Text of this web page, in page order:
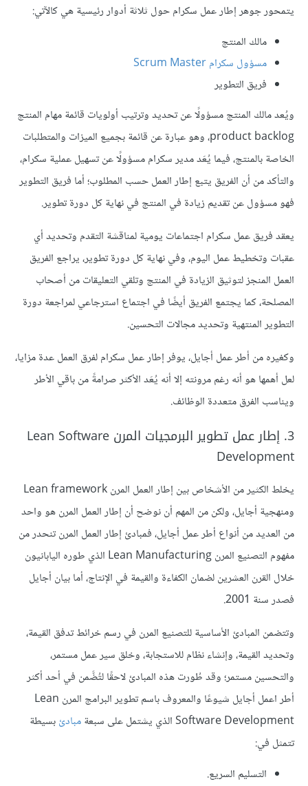
يتمحور جوهر إطار عمل سكرام حول ثلاثة أدوار رئيسية هي كالآتي:
مالك المنتج
مسؤول سكرام Scrum Master
فريق التطوير
ويُعد مالك المنتج مسؤولًا عن تحديد وترتيب أولويات قائمة مهام المنتج
product backlog، وهو عبارة عن قائمة بجميع الميزات والمتطلبات
الخاصة بالمنتج، فيما يُعَد مدير سكرام مسؤولًا عن تسهيل عملية سكرام،
والتأكد من أن الفريق يتبع إطار العمل حسب المطلوب؛ أما فريق التطوير
فهو مسؤول عن تقديم زيادة في المنتج في نهاية كل دورة تطوير.
يعقد فريق عمل سكرام اجتماعات يومية لمناقشة التقدم وتحديد أي
عقبات وتخطيط عمل اليوم، وفي نهاية كل دورة تطوير، يراجع الفريق
العمل المنجز لتوثيق الزيادة في المنتج وتلقي التعليقات من أصحاب
المصلحة، كما يجتمع الفريق أيضًا في اجتماع استرجاعي لمراجعة دورة
التطوير المنتهية وتحديد مجالات التحسين.
وكغيره من أطر عمل أجايل، يوفر إطار عمل سكرام لفرق العمل عدة مزايا،
لعل أهمها هو أنه رغم مرونته إلا أنه يُعَد الأكثر صرامةً من باقي الأطر
ويناسب الفرق متعددة الوظائف.
3. إطار عمل تطوير البرمجيات المرن Lean Software
Development
يخلط الكثير من الأشخاص بين إطار العمل المرن Lean framework
ومنهجية أجايل، ولكن من المهم أن نوضح أن إطار العمل المرن هو واحد
من العديد من أنواع أطر عمل أجايل، فمبادئ إطار العمل المرن تنحدر من
مفهوم التصنيع المرن Lean Manufacturing الذي طوره اليابانيون
خلال القرن العشرين لضمان الكفاءة والقيمة في الإنتاج، أما بيان أجايل
فصدر سنة 2001.
وتتضمن المبادئ الأساسية للتصنيع المرن في رسم خرائط تدفق القيمة،
وتحديد القيمة، وإنشاء نظام للاستجابة، وخلق سير عمل مستمر،
والتحسين مستمر؛ وقد طُورت هذه المبادئ لاحقًا لتُضَّمن في أحد أكثر
أطر اعمل أجايل شيوعًا والمعروف باسم تطوير البرامج المرن Lean
Software Development الذي يشتمل على سبعة
مبادئبسيطة
تتمثل في:
التسليم السريع.